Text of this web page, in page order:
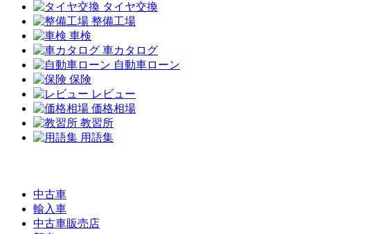
タイヤ交換
整備工場
車検
車カタログ
自動車ローン
保険
レビュー
価格相場
教習所
用語集
中古車
輸入車
中古車販売店